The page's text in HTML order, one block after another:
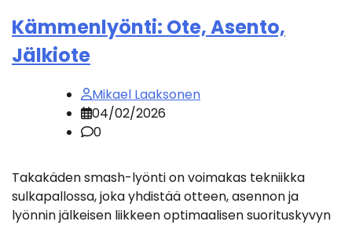
Kämmenlyönti: Ote, Asento,
Jälkiote
Mikael Laaksonen
04/02/2026
0
Takakäden smash-lyönti on voimakas tekniikka
sulkapallossa, joka yhdistää otteen, asennon ja
lyönnin jälkeisen liikkeen optimaalisen suorituskyvyn